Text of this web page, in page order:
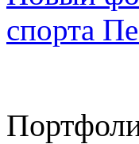
спорта